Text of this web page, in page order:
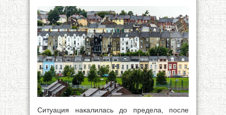
Ситуация накалилась до предела, после